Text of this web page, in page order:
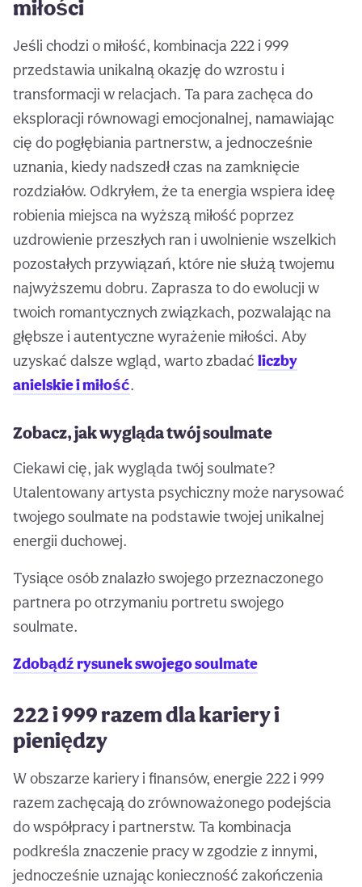
miłości
Jeśli chodzi o miłość, kombinacja 222 i 999
przedstawia unikalną okazję do wzrostu i
transformacji w relacjach. Ta para zachęca do
eksploracji równowagi emocjonalnej, namawiając
cię do pogłębiania partnerstw, a jednocześnie
uznania, kiedy nadszedł czas na zamknięcie
rozdziałów. Odkryłem, że ta energia wspiera ideę
robienia miejsca na wyższą miłość poprzez
uzdrowienie przeszłych ran i uwolnienie wszelkich
pozostałych przywiązań, które nie służą twojemu
najwyższemu dobru. Zaprasza to do ewolucji w
twoich romantycznych związkach, pozwalając na
głębsze i autentyczne wyrażenie miłości. Aby
uzyskać dalsze wgląd, warto zbadać liczby
anielskie i miłość.
Zobacz, jak wygląda twój soulmate
Ciekawi cię, jak wygląda twój soulmate?
Utalentowany artysta psychiczny może narysować
twojego soulmate na podstawie twojej unikalnej
energii duchowej.
Tysiące osób znalazło swojego przeznaczonego
partnera po otrzymaniu portretu swojego
soulmate.
Zdobądź rysunek swojego soulmate
222 i 999 razem dla kariery i
pieniędzy
W obszarze kariery i finansów, energie 222 i 999
razem zachęcają do zrównoważonego podejścia
do współpracy i partnerstw. Ta kombinacja
podkreśla znaczenie pracy w zgodzie z innymi,
jednocześnie uznając konieczność zakończenia